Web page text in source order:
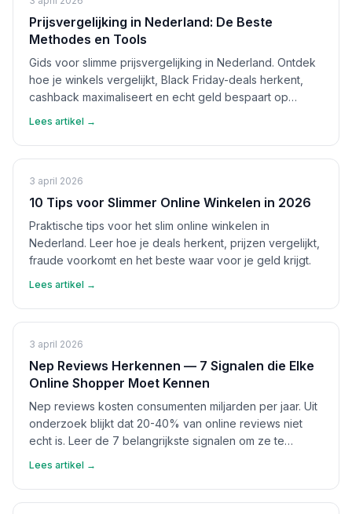
Prijsvergelijking in Nederland: De Beste
Methodes en Tools
Gids voor slimme prijsvergelijking in Nederland. Ontdek
hoe je winkels vergelijkt, Black Friday-deals herkent,
cashback maximaliseert en echt geld bespaart op
Lees artikel →
3 april 2026
10 Tips voor Slimmer Online Winkelen in 2026
Praktische tips voor het slim online winkelen in
Nederland. Leer hoe je deals herkent, prijzen vergelijkt,
fraude voorkomt en het beste waar voor je geld krijgt.
Lees artikel →
3 april 2026
Nep Reviews Herkennen — 7 Signalen die Elke
Online Shopper Moet Kennen
Nep reviews kosten consumenten miljarden per jaar. Uit
onderzoek blijkt dat 20-40% van online reviews niet
echt is. Leer de 7 belangrijkste signalen om ze te
Lees artikel →